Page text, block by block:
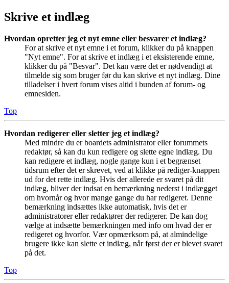
Skrive et indlæg
Hvordan opretter jeg et nyt emne eller besvarer et indlæg?
For at skrive et nyt emne i et forum, klikker du på knappen
"Nyt emne". For at skrive et indlæg i et eksisterende emne,
klikker du på "Besvar". Det kan være det er nødvendigt at
tilmelde sig som bruger før du kan skrive et nyt indlæg. Dine
tilladelser i hvert forum vises altid i bunden af forum- og
emnesiden.
Top
Hvordan redigerer eller sletter jeg et indlæg?
Med mindre du er boardets administrator eller forummets
redaktør, så kan du kun redigere og slette egne indlæg. Du
kan redigere et indlæg, nogle gange kun i et begrænset
tidsrum efter det er skrevet, ved at klikke på rediger-knappen
ud for det rette indlæg. Hvis der allerede er svaret på dit
indlæg, bliver der indsat en bemærkning nederst i indlægget
om hvornår og hvor mange gange du har redigeret. Denne
bemærkning indsættes ikke automatisk, hvis det er
administratorer eller redaktører der redigerer. De kan dog
vælge at indsætte bemærkningen med info om hvad der er
redigeret og hvorfor. Vær opmærksom på, at almindelige
brugere ikke kan slette et indlæg, når først der er blevet svaret
på det.
Top